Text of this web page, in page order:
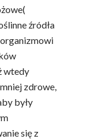
źródła
wtedy
zdrowe,
były
się z